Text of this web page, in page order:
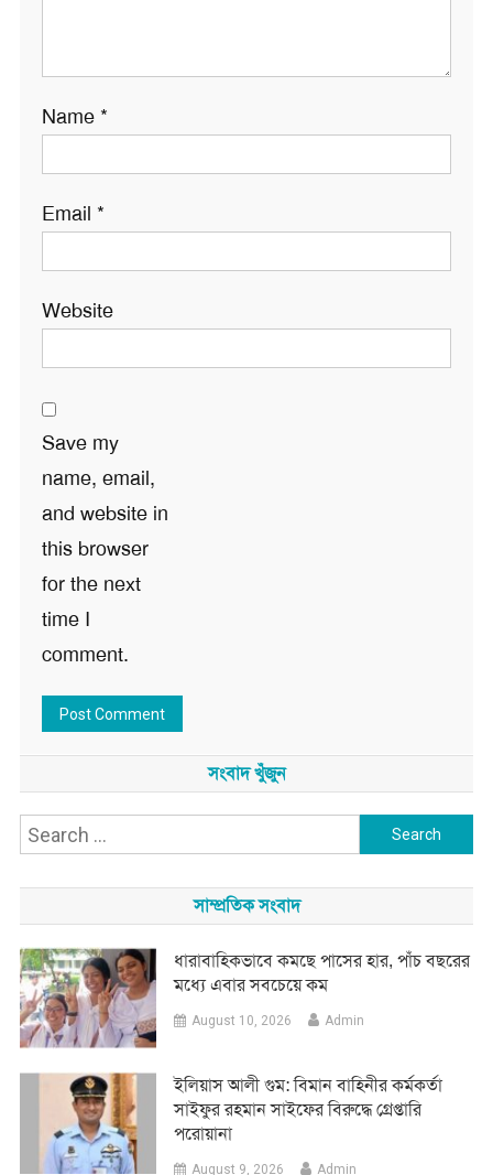
Name *
Email *
Website
Save my
name, email,
and website in
this browser
for the next
time I
comment.
সংবাদ খুঁজুন
Search
সাম্প্রতিক সংবাদ
ধারাবাহিকভাবে কমছে পাসের হার, পাঁচ বছরের
মধ্যে এবার সবচেয়ে কম
August 10, 2026 Admin
ইলিয়াস আলী গুম: বিমান বাহিনীর কর্মকর্তা
সাইফুর রহমান সাইফের বিরুদ্ধে গ্রেপ্তারি
পরোয়ানা
August 9, 2026 Admin